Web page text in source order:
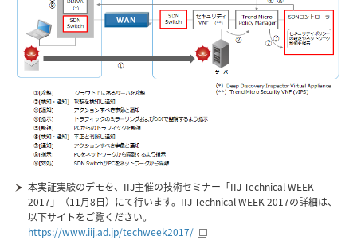
本実証実験のデモを、IIJ主催の技術セミナー「IIJ Technical WEEK
2017」（11月8日）にて行います。IIJ Technical WEEK 2017の詳細は、
以下サイトをご覧ください。
https://www.iij.ad.jp/techweek2017/